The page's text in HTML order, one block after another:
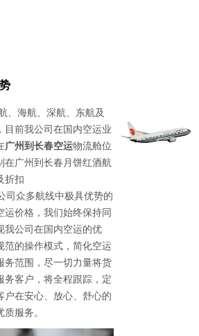
、海航、深航、东航及
目前我公司在国内空运业
广州到长春空运物流舱位
在广州到长春月饼红酒航
折扣
众多航线中极具优势的
价格，我们始终保持同
我公司在国内空运的优
范的操作模式，简化空运
务范围，尽一切力量将货
务客户，将全程跟踪，定
户在安心、放心、舒心的
服务。